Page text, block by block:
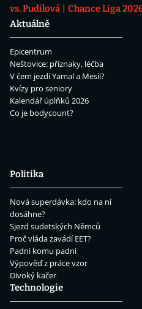
vs. Pudilová
Chance Liga
Aktuálně
Epicentrum
Neštovice: příznaky, léčba
V čem jezdí Yamal a Mesii?
Kvízy pro seniory
Kalendář úplňků 2026
Co je bodycount?
Politika
Nová superdávka: kdo na ní
dosáhne?
Sjezd sudetských Němců
Proč vláda zavádí EET?
Padni komu padni
Výpověď z práce vzor
Divoký kačer
Technologie